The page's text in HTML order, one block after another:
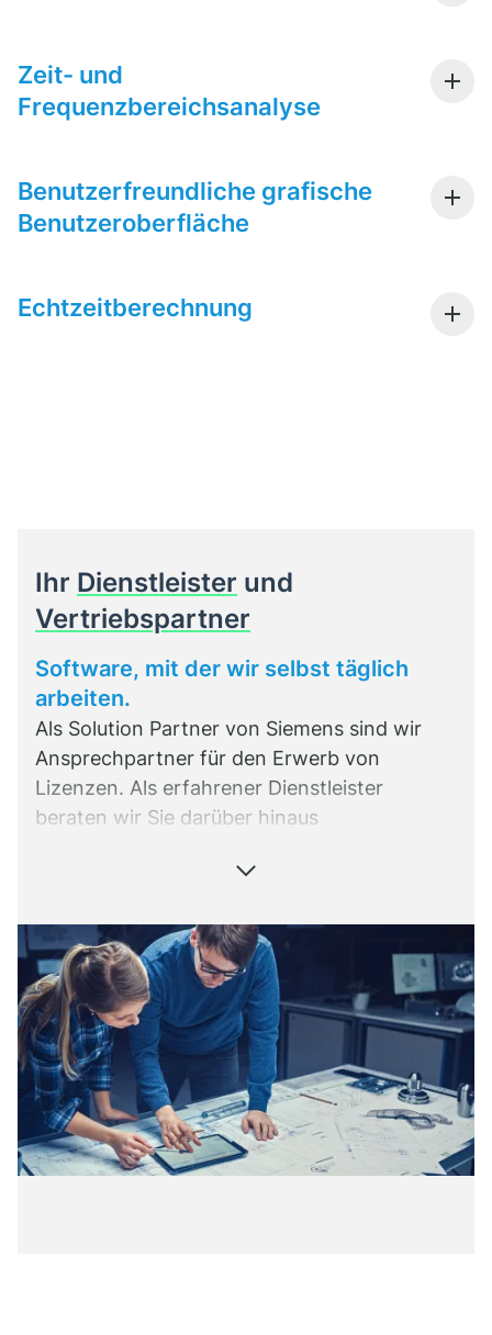
Zeit- und
Frequenzbereichsanalyse
Benutzerfreundliche grafische
Benutzeroberfläche
Echtzeitberechnung
Ihr Dienstleister und
Vertriebspartner
Software, mit der wir selbst täglich
arbeiten.
Als Solution Partner von Siemens sind wir
Ansprechpartner für den Erwerb von
Lizenzen. Als erfahrener Dienstleister
beraten wir Sie darüber hinaus